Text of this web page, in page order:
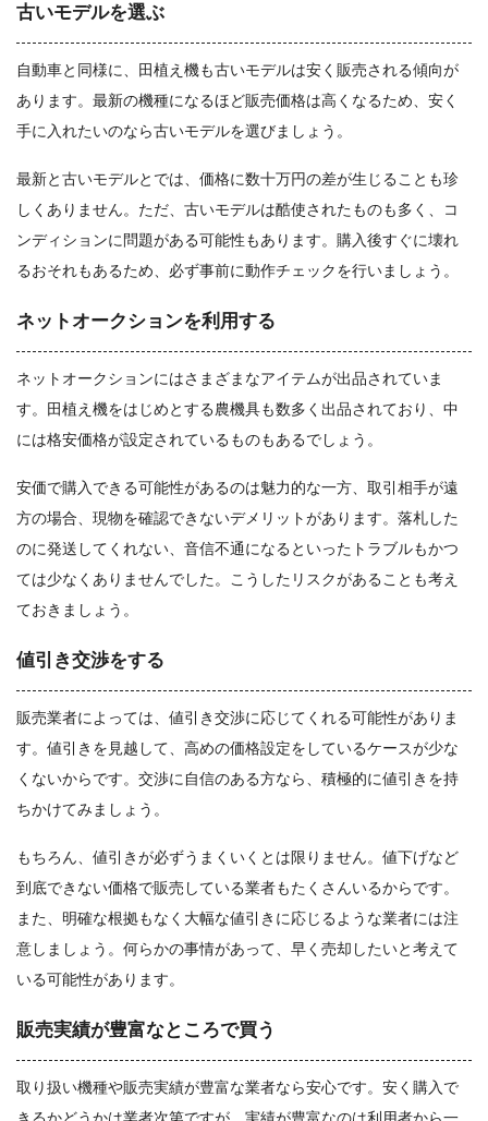
古いモデルを選ぶ
自動車と同様に、田植え機も古いモデルは安く販売される傾向が
あります。最新の機種になるほど販売価格は高くなるため、安く
手に入れたいのなら古いモデルを選びましょう。
最新と古いモデルとでは、価格に数十万円の差が生じることも珍
しくありません。ただ、古いモデルは酷使されたものも多く、コ
ンディションに問題がある可能性もあります。購入後すぐに壊れ
るおそれもあるため、必ず事前に動作チェックを行いましょう。
ネットオークションを利用する
ネットオークションにはさまざまなアイテムが出品されていま
す。田植え機をはじめとする農機具も数多く出品されており、中
には格安価格が設定されているものもあるでしょう。
安価で購入できる可能性があるのは魅力的な一方、取引相手が遠
方の場合、現物を確認できないデメリットがあります。落札した
のに発送してくれない、音信不通になるといったトラブルもかつ
ては少なくありませんでした。こうしたリスクがあることも考え
ておきましょう。
値引き交渉をする
販売業者によっては、値引き交渉に応じてくれる可能性がありま
す。値引きを見越して、高めの価格設定をしているケースが少な
くないからです。交渉に自信のある方なら、積極的に値引きを持
ちかけてみましょう。
もちろん、値引きが必ずうまくいくとは限りません。値下げなど
到底できない価格で販売している業者もたくさんいるからです。
また、明確な根拠もなく大幅な値引きに応じるような業者には注
意しましょう。何らかの事情があって、早く売却したいと考えて
いる可能性があります。
販売実績が豊富なところで買う
取り扱い機種や販売実績が豊富な業者なら安心です。安く購入で